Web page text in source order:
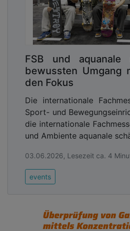
FSB und aquanale
bewussten Umgang
den Fokus
Die internationale
Sport- und
die internationale
und Ambiente aquanale
03.06.2026, Lesezeit ca. 4
events